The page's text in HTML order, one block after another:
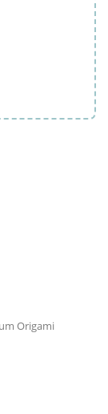
Origami